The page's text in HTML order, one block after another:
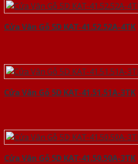
Cửa Vân Gỗ 5D KAT-41.52.52A-4TK
Cửa Vân Gỗ 5D KAT-41.51.51A-3TK
Cửa Vân Gỗ 5D KAT-41.50.50A-3TK